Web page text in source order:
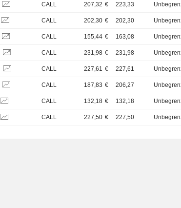
CALL 207,32 € 223,33
CALL 202,30 € 202,30
CALL 155,44 € 163,08
CALL 231,98 € 231,98
CALL 227,61 € 227,61
CALL 187,83 € 206,27
CALL 132,18 € 132,18
CALL 227,50 € 227,50